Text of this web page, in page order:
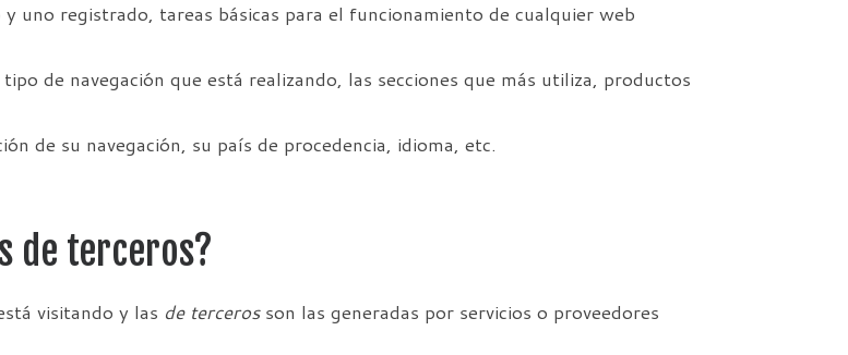
uno registrado, tareas básicas para el funcionamiento de cualquier web
de navegación que está realizando, las secciones que más utiliza, productos
de su navegación, su país de procedencia, idioma, etc.
de terceros?
visitando y las de tercerosson las generadas por servicios o proveedores